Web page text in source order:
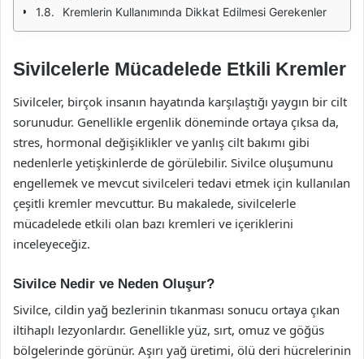
Kremlerin Kullanımında Dikkat Edilmesi Gerekenler
Sivilcelerle Mücadelede Etkili Kremler
Sivilceler, birçok insanın hayatında karşılaştığı yaygın bir cilt
sorunudur. Genellikle ergenlik döneminde ortaya çıksa da,
stres, hormonal değişiklikler ve yanlış cilt bakımı gibi
nedenlerle yetişkinlerde de görülebilir. Sivilce oluşumunu
engellemek ve mevcut sivilceleri tedavi etmek için kullanılan
çeşitli kremler mevcuttur. Bu makalede, sivilcelerle
mücadelede etkili olan bazı kremleri ve içeriklerini
inceleyeceğiz.
Sivilce Nedir ve Neden Oluşur?
Sivilce, cildin yağ bezlerinin tıkanması sonucu ortaya çıkan
iltihaplı lezyonlardır. Genellikle yüz, sırt, omuz ve göğüs
bölgelerinde görünür. Aşırı yağ üretimi, ölü deri hücrelerinin